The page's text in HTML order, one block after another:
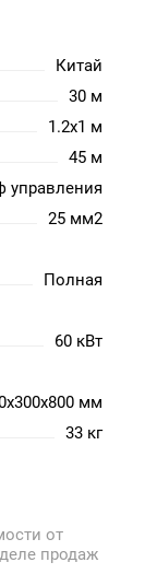
Китай
30 м
1.2x1 м
45 м
управления
25 мм2
Полная
60 кВт
мм
33 кг
от
продаж